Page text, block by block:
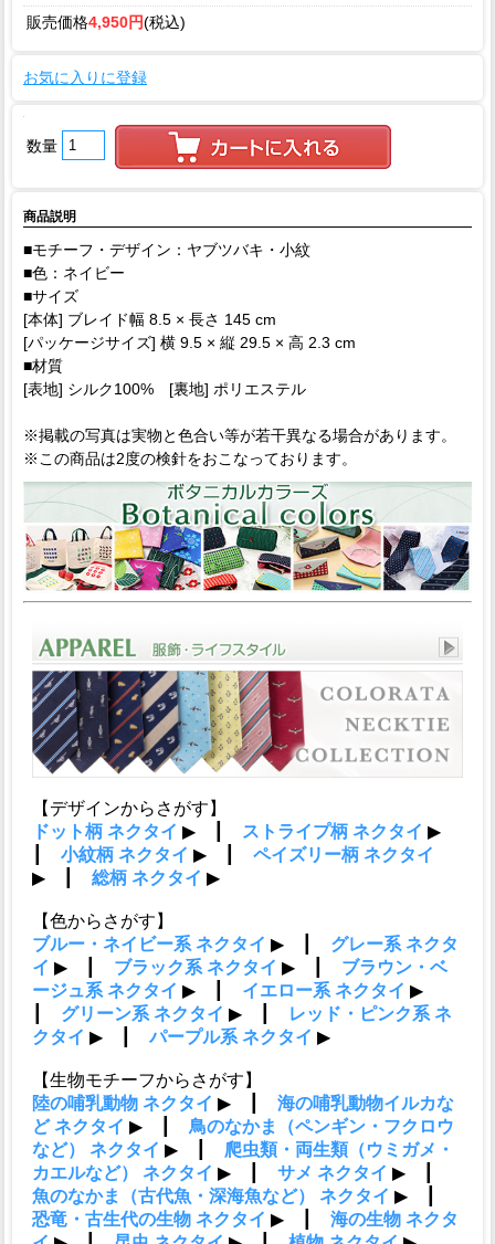
販売価格4,950円(税込)
お気に入りに登録
数量
商品説明
■モチーフ・デザイン：ヤブツバキ・小紋
■色：ネイビー
■サイズ
[本体] ブレイド幅 8.5 × 長さ 145 cm
[パッケージサイズ] 横 9.5 × 縦 29.5 × 高 2.3 cm
■材質
[表地] シルク100% [裏地] ポリエステル
※掲載の写真は実物と色合い等が若干異なる場合があります。
※この商品は2度の検針をおこなっております。